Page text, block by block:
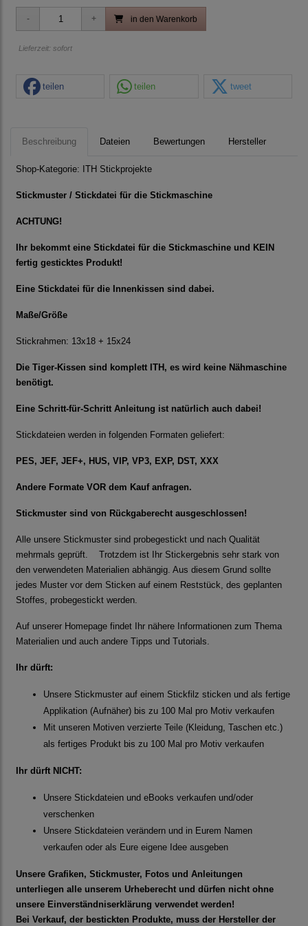
in den Warenkorb
Lieferzeit: sofort
teilen teilen tweet
Beschreibung Dateien Bewertungen Hersteller
Shop-Kategorie: ITH Stickprojekte
Stickmuster / Stickdatei für die Stickmaschine
ACHTUNG!
Ihr bekommt eine Stickdatei für die Stickmaschine und KEIN
fertig gesticktes Produkt!
Eine Stickdatei für die Innenkissen sind dabei.
Maße/Größe
Stickrahmen: 13x18 + 15x24
Die Tiger-Kissen sind komplett ITH, es wird keine Nähmaschine
benötigt.
Eine Schritt-für-Schritt Anleitung ist natürlich auch dabei!
Stickdateien werden in folgenden Formaten geliefert:
PES, JEF, JEF+, HUS, VIP, VP3, EXP, DST, XXX
Andere Formate VOR dem Kauf anfragen.
Stickmuster sind von Rückgaberecht ausgeschlossen!
Alle unsere Stickmuster sind probegestickt und nach Qualität
mehrmals geprüft. Trotzdem ist Ihr Stickergebnis sehr stark von
den verwendeten Materialien abhängig. Aus diesem Grund sollte
jedes Muster vor dem Sticken auf einem Reststück, des geplanten
Stoffes, probegestickt werden.
Auf unserer Homepage findet Ihr nähere Informationen zum Thema
Materialien und auch andere Tipps und Tutorials.
Ihr dürft:
Unsere Stickmuster auf einem Stickfilz sticken und als fertige
Applikation (Aufnäher) bis zu 100 Mal pro Motiv verkaufen
Mit unseren Motiven verzierte Teile (Kleidung, Taschen etc.)
als fertiges Produkt bis zu 100 Mal pro Motiv verkaufen
Ihr dürft NICHT:
Unsere Stickdateien und eBooks verkaufen und/oder
verschenken
Unsere Stickdateien verändern und in Eurem Namen
verkaufen oder als Eure eigene Idee ausgeben
Unsere Grafiken, Stickmuster, Fotos und Anleitungen
unterliegen alle unserem Urheberecht und dürfen nicht ohne
unsere Einverständniserklärung verwendet werden!
Bei Verkauf, der bestickten Produkte, muss der Hersteller der